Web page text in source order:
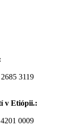
3119
v Etiópii.:
0009